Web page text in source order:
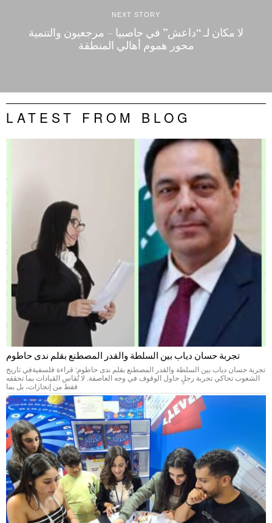
NEXT STORY
لا مكان لـ “داعش” في حاصبيا – مرجعيون والتنمية
محور هموم أهالي المنطقة
LATEST FROM BLOG
تجربة حسان دياب بين السلطة والقدر المصطنع بقلم ندى حاطوم
تجربة حسان دياب بين السلطة والقدر المصطنع بقلم ندى حاطوم: قراءة فلسفيةفي تاريخ
الشعوب تحاكي تجربة رجلٍ حاول الوقوف في وجه العاصفة. لا تُقاس القيادات بما تحققه
فقط من إنجازات، بل بما